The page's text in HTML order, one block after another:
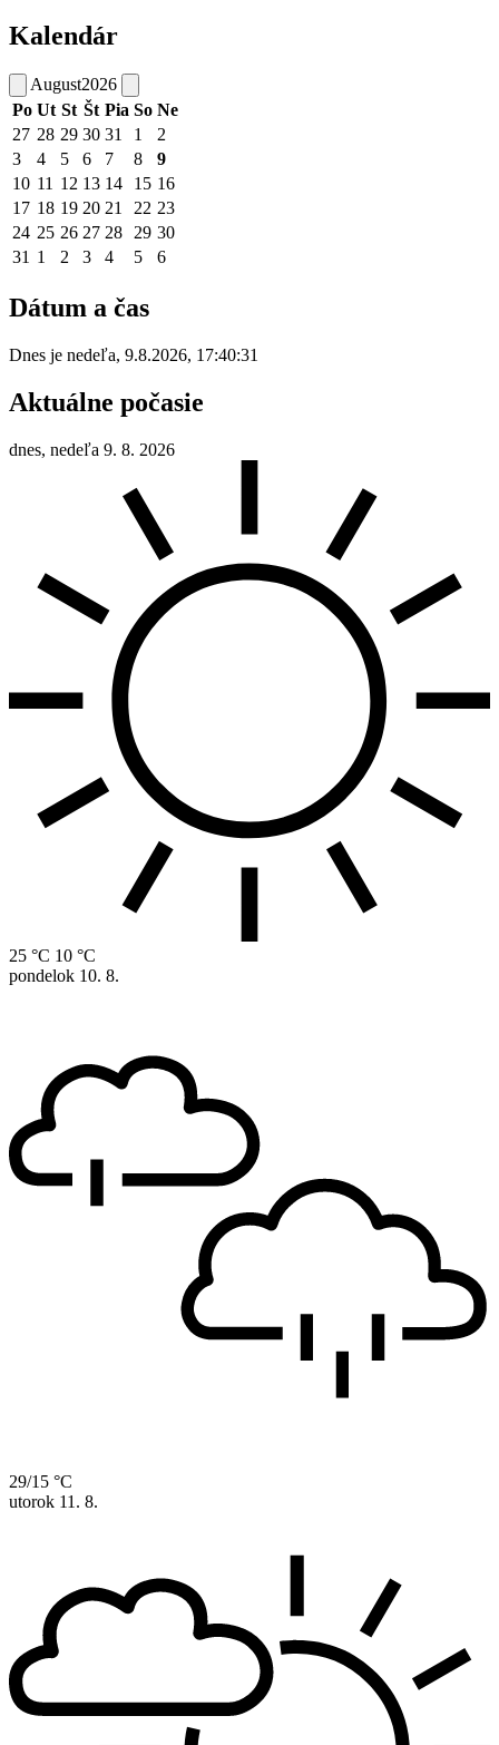
Kalendár
August2026
Po Ut St Št Pia So Ne
27 28 29 30 31 1
2
3
4 5 6 7 8
9
10 11 12 13 14 15 16
17 18 19 20 21 22 23
24 25 26 27 28 29 30
31 1 2 3 4 5 6
Dátum a čas
Dnes je nedeľa, 9.8.2026, 17:40:31
Aktuálne počasie
dnes, nedeľa 9. 8. 2026
25 °C 10 °C
pondelok 10. 8.
29/15 °C
utorok 11. 8.